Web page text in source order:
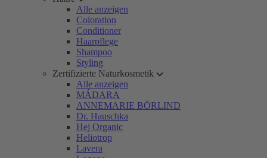
Alle anzeigen
Coloration
Conditioner
Haarpflege
Shampoo
Styling
Zertifizierte Naturkosmetik
Alle anzeigen
MÁDARA
ANNEMARIE BÖRLIND
Dr. Hauschka
Hej Organic
Heliotrop
Lavera